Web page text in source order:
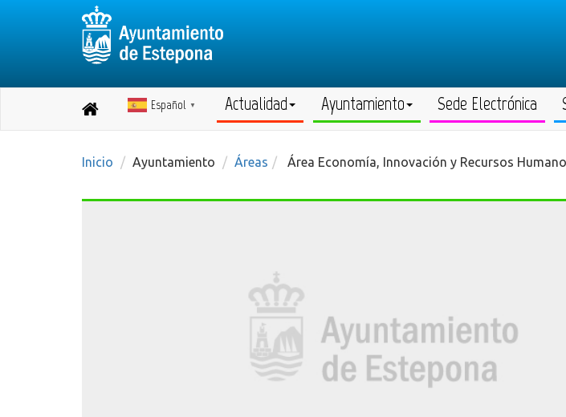
Destino:
inicio
Español ▼ Actualidad Ayuntamiento Sede Electrónica
Inicio Ayuntamiento Áreas Área Economía, Innovación y Recursos